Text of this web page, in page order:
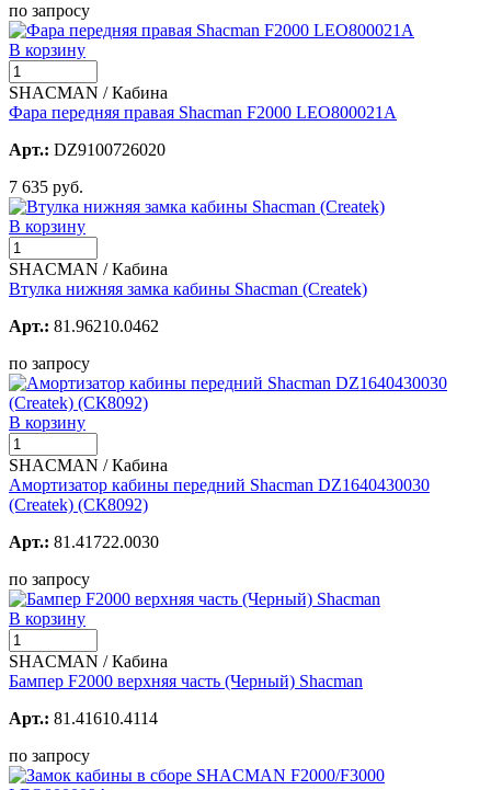
по запросу
В корзину
SHACMAN / Кабина
Фара передняя правая Shacman F2000 LEO800021A
Арт.: DZ9100726020
7 635 руб.
В корзину
SHACMAN / Кабина
Втулка нижняя замка кабины Shacman (Createk)
Арт.: 81.96210.0462
по запросу
В корзину
SHACMAN / Кабина
Амортизатор кабины передний Shacman DZ1640430030
(Createk) (СК8092)
Арт.: 81.41722.0030
по запросу
В корзину
SHACMAN / Кабина
Бампер F2000 верхняя часть (Черный) Shacman
Арт.: 81.41610.4114
по запросу